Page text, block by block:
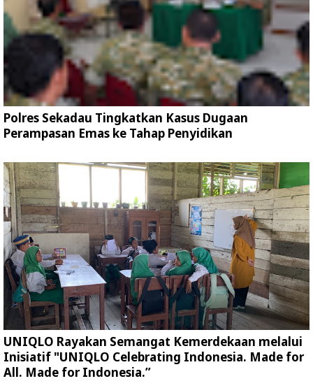
Polres Sekadau Tingkatkan Kasus Dugaan
Perampasan Emas ke Tahap Penyidikan
UNIQLO Rayakan Semangat Kemerdekaan melalui
Inisiatif "UNIQLO Celebrating Indonesia. Made for
All. Made for Indonesia.”